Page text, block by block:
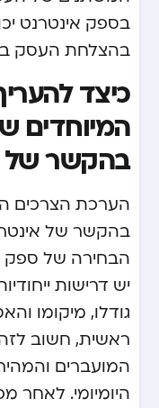
בספק אינטרנט
בהצלחת העסק
כיצד
המיוחדים
בהקשר של
הערכת הצרכים
בהקשר של
הבחירה של ספק
יש דרישות
גודלו, מיקומו
ראשית, חשוב
המועברים
היומיומי. לאחר